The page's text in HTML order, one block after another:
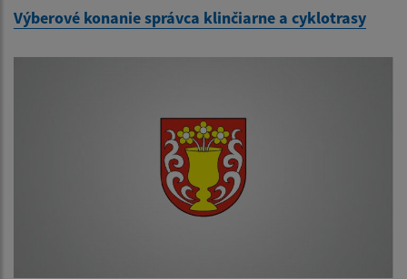
Výberové konanie správca klinčiarne a cyklotrasy